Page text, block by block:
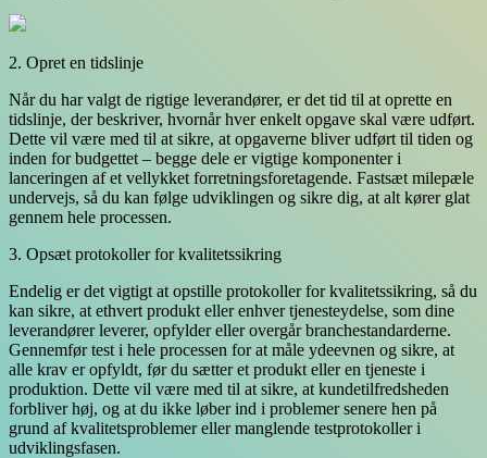
2. Opret en tidslinje
Når du har valgt de rigtige leverandører, er det tid til at oprette en
tidslinje, der beskriver, hvornår hver enkelt opgave skal være udført.
Dette vil være med til at sikre, at opgaverne bliver udført til tiden og
inden for budgettet – begge dele er vigtige komponenter i
lanceringen af et vellykket forretningsforetagende. Fastsæt milepæle
undervejs, så du kan følge udviklingen og sikre dig, at alt kører glat
gennem hele processen.
3. Opsæt protokoller for kvalitetssikring
Endelig er det vigtigt at opstille protokoller for kvalitetssikring, så du
kan sikre, at ethvert produkt eller enhver tjenesteydelse, som dine
leverandører leverer, opfylder eller overgår branchestandarderne.
Gennemfør test i hele processen for at måle ydeevnen og sikre, at
alle krav er opfyldt, før du sætter et produkt eller en tjeneste i
produktion. Dette vil være med til at sikre, at kundetilfredsheden
forbliver høj, og at du ikke løber ind i problemer senere hen på
grund af kvalitetsproblemer eller manglende testprotokoller i
udviklingsfasen.